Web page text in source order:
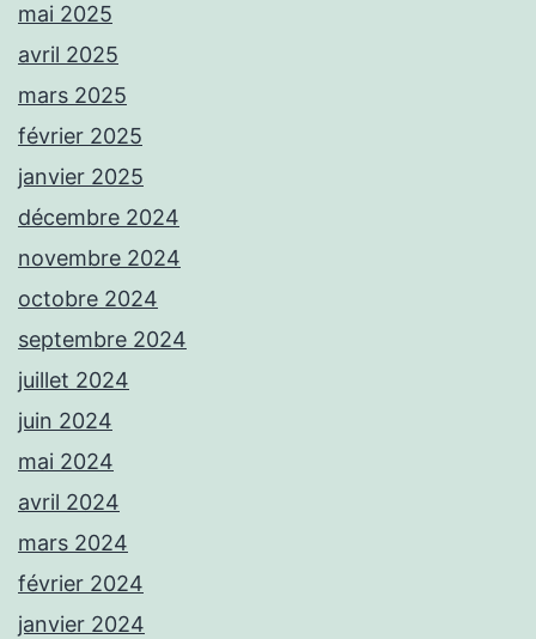
mai 2025
avril 2025
mars 2025
février 2025
janvier 2025
décembre 2024
novembre 2024
octobre 2024
septembre 2024
juillet 2024
juin 2024
mai 2024
avril 2024
mars 2024
février 2024
janvier 2024